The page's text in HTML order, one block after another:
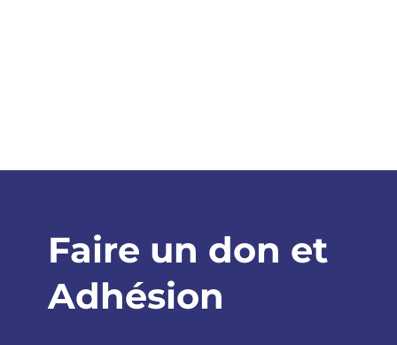
Faire un don et
Adhésion